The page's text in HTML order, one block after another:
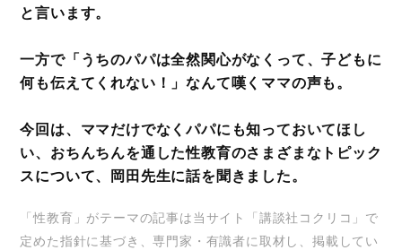
と言います。
一方で「うちのパパは全然関心がなくって、子どもに
何も伝えてくれない！」なんて嘆くママの声も。
今回は、ママだけでなくパパにも知っておいてほし
い、おちんちんを通した性教育のさまざまなトピック
スについて、岡田先生に話を聞きました。
「性教育」がテーマの記事は当サイト「講談社コクリコ」で
定めた指針に基づき、専門家・有識者に取材し、掲載してい